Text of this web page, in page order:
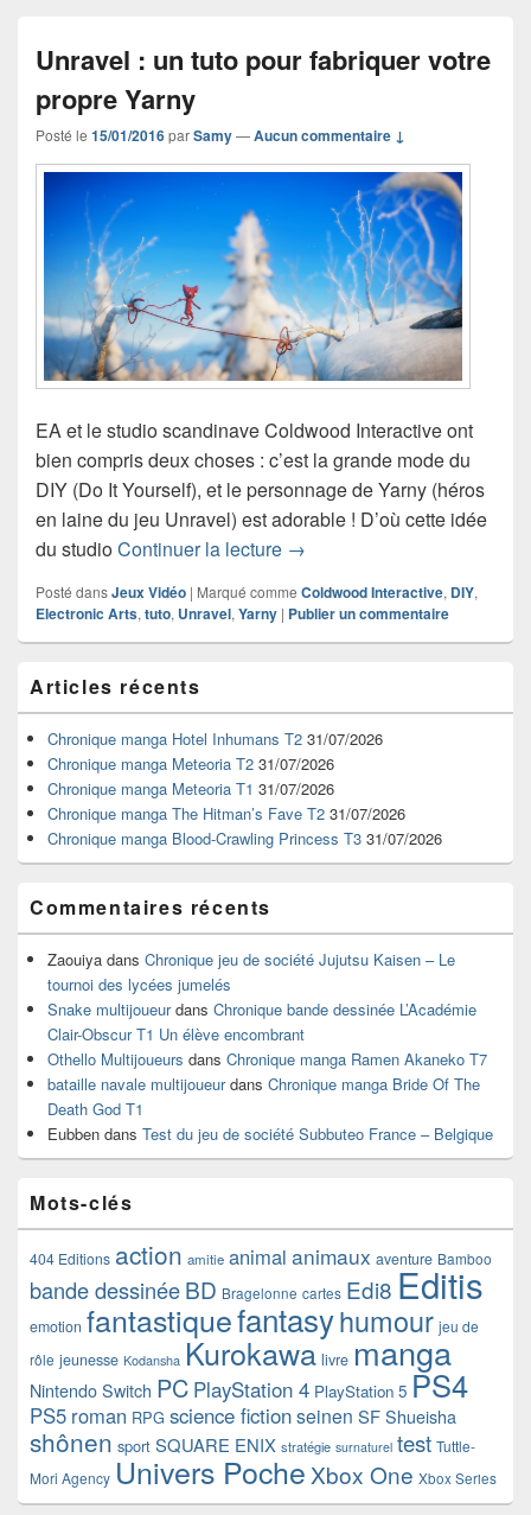
Unravel : un tuto pour fabriquer votre
propre Yarny
Posté le 15/01/2016parSamy—Aucun commentaire ↓
EA et le studio scandinave Coldwood Interactive ont
bien compris deux choses : c’est la grande mode du
DIY (Do It Yourself), et le personnage de Yarny (héros
en laine du jeu Unravel) est adorable ! D’où cette idée
du studioContinuer la lecture Unravel : un tuto pour
→
Posté dansJeux Vidéo | Marqué comme Coldwood Interactive, DIY,
Electronic Arts, tuto, Unravel, Yarny | Publier un commentaire
principale
de
widget
pour
barre
latérale
Articles récents
Chronique manga Hotel Inhumans T2 31/07/2026
Chronique manga Meteoria T2 31/07/2026
Chronique manga Meteoria T1 31/07/2026
Chronique manga The Hitman’s Fave T2 31/07/2026
Chronique manga Blood-Crawling Princess T3 31/07/2026
Commentaires récents
Zaouiya dans Chronique jeu de société Jujutsu Kaisen – Le
tournoi des lycées jumelés
Snake multijoueurdans Chronique bande dessinée L’Académie
Clair-Obscur T1 Un élève encombrant
Othello Multijoueurs dans Chronique manga Ramen Akaneko T7
bataille navale multijoueurdans Chronique manga Bride Of The
Death God T1
Eubben dans Test du jeu de société Subbuteo France – Belgique
Mots-clés
404 Editions action amitie animal animaux aventure Bamboo
bande dessinéeBD Bragelonne cartes Edi8 Editis
emotion fantastiquefantasyhumour jeu de
rôle jeunesse Kodansha Kurokawa livre manga
Nintendo Switch PC PlayStation 4 PlayStation 5 PS4
PS5 roman RPG science fictionseinen SF Shueisha
shônen sport SQUARE ENIX stratégie surnaturel test Tuttle-
Mori Agency Univers Poche Xbox One Xbox Series